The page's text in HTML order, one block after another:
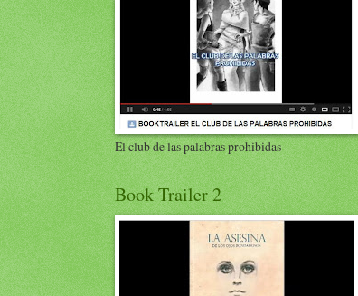
El club de las palabras prohibidas
Book Trailer 2